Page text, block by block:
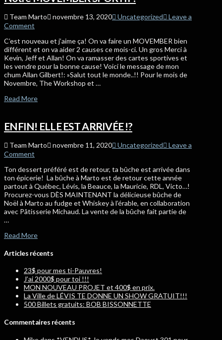
Team Marto novembre 13, 2020 Uncategorized
Leave a
Comment
C’est nouveau et j’aime ça! On va faire un MOVEMBER bien
différent et on va aider 2 causes ce mois-ci. Un gros Merci à
Kevin, Jeff et Allan! On va ramasser des cartes sportives et
les vendre pour la bonne cause! Voici le message de mon
chum Allan Gilbert!: »Salut tout le monde..!! Pour le mois de
Novembre, The Workshop et …
Read More
ENFIN! ELLE EST ARRIVÉE !?
Team Marto novembre 11, 2020 Uncategorized
Leave a
Comment
Ton dessert préféré est de retour, ta bûche est arrivée dans
ton épicerie! La bûche à Marto est de retour cette année
partout à Québec, Lévis, la Beauce, la Mauricie, RDL, Victo…!
Procurez-vous DÈS MAINTENANT la délicieuse bûche de
Noël à Marto au fudge et Whiskey à l’érable, en collaboration
avec Pâtisserie Michaud. La vente de la bûche fait partie de
…
Read More
Articles récents
23$ pour mes ti-Pauvres!
J’ai 2000$ pour toi !!!
MON NOUVEAU PROJET et 400$ en prix.
La Ville de LÉVIS TE DONNE UN SHOW GRATUIT!!!
500 Billets gratuits: BOB BISSONNETTE
Commentaires récents